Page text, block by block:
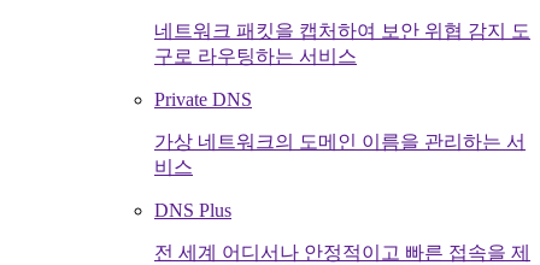
네트워크 패킷을 캡처하여 보안 위협 감지 도
구로 라우팅하는 서비스
Private DNS
가상 네트워크의 도메인 이름을 관리하는 서
비스
DNS Plus
전 세계 어디서나 안정적이고 빠른 접속을 제